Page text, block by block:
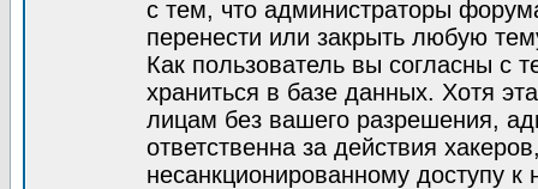
с тем, что администраторы
перенести или закрыть любую
Как пользователь вы согласны с
храниться в базе данных. Хотя
лицам без вашего разрешения,
ответственна за действия
несанкционированному доступу к